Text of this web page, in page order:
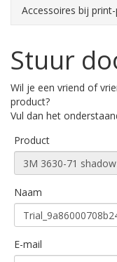
Accessoires bij
Stuur
Wil je een vriend of
product?
Vul dan het
Product
Naam
E-mail